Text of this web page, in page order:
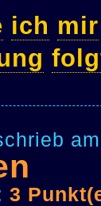
ich mir
3